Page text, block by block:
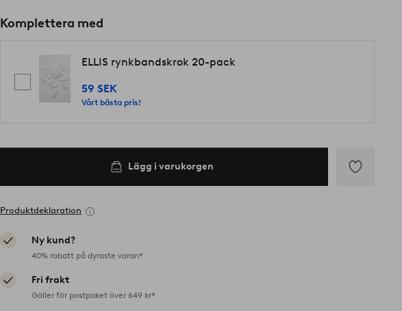
Komplettera med
ELLIS rynkbandskrok 20-pack
59 SEK
Vårt bästa pris!
Lägg i varukorgen
Produktdeklaration
Ny kund?
40% rabatt på dyraste varan*
Fri frakt
Gäller för postpaket över 649 kr*